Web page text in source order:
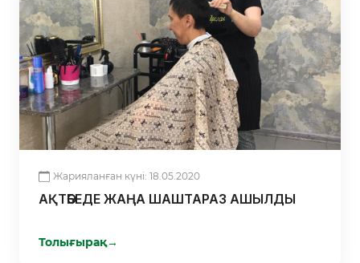
Жарияланған күні: 18.05.2020
АҚТӨБЕДЕ ЖАҢА ШАШТАРАЗ АШЫЛДЫ
Толығырақ→